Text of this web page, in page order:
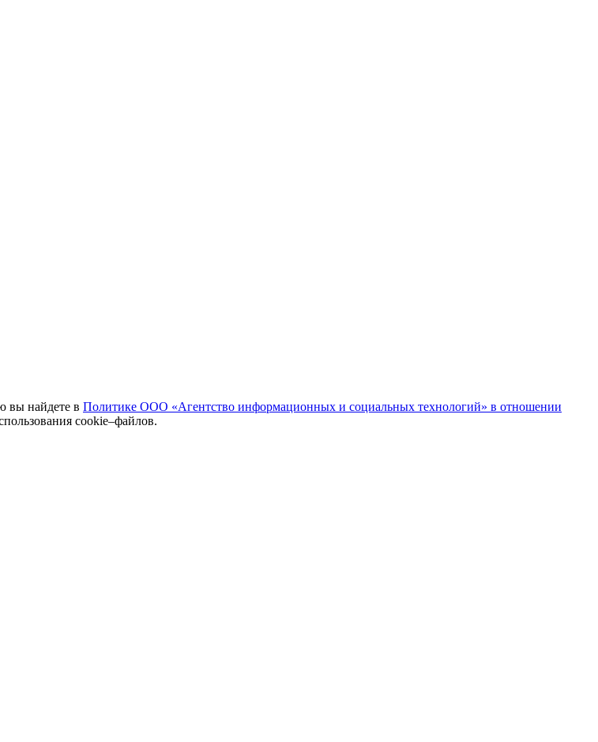
вы найдете в Политике ООО «Агентство информационных и социальных технологий» в отношении
cookie–файлов.